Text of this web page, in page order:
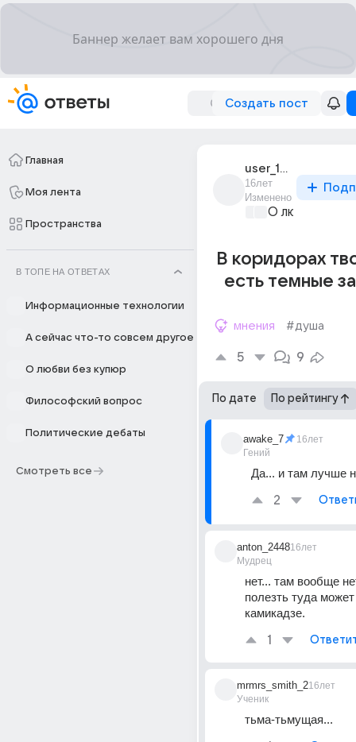
Создать пост
Главная
Моя лента
Пространства
В ТОПЕ НА ОТВЕТАХ
Информационные технологии
А сейчас что-то совсем другое
О любви без купюр
Философский вопрос
Политические дебаты
Смотреть все
user_14674873
16лет
Изменено
О любви без
В коридорах
есть темные
мнения #душа
5 9
По дате По рейтингу
awake_7
Гений
16лет
Да... и там лучше
2
anton_2448
Мудрец
16лет
нет... там вообще
полезть туда
камикадзе.
1
mrmrs_smith_2
Ученик
16лет
тьма-тьмущая...